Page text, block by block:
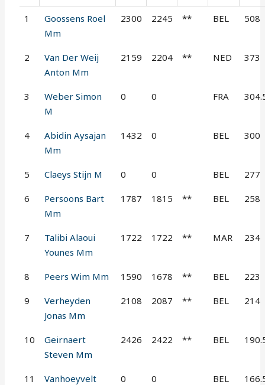
1
Goossens Roel
Mm
2300 2245 ** BEL 508
2
Van Der Weij
Anton Mm
2159 2204 ** NED 373
3
Weber Simon
M
0 0 FRA
4
Abidin Aysajan
Mm
1432 0 BEL 300
5 Claeys Stijn M 0 0 BEL 277
6
Persoons Bart
Mm
1787 1815 ** BEL 258
7
Talibi Alaoui
Younes Mm
1722 1722 ** MAR 234
8 Peers Wim Mm 1590 1678 ** BEL 223
9
Verheyden
Jonas Mm
2108 2087 ** BEL 214
10
Geirnaert
Steven Mm
2426 2422 ** BEL
11
Vanhoeyvelt
0 0 BEL